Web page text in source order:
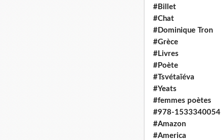
#Billet
#Chat
#Dominique Tron
#Grèce
#Livres
#Poète
#Tsvétaïéva
#Yeats
#femmes poètes
#978-1533340054
#Amazon
#America